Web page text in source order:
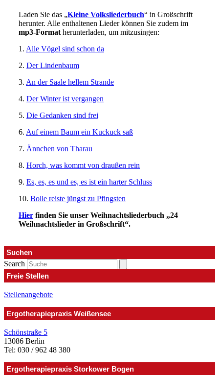
Laden Sie das „Kleine Volksliederbuch“ in Großschrift
herunter. Alle enthaltenen Lieder können Sie zudem im
mp3-Format herunterladen, um mitzusingen:
1. Alle Vögel sind schon da
2. Der Lindenbaum
3. An der Saale hellem Strande
4. Der Winter ist vergangen
5. Die Gedanken sind frei
6. Auf einem Baum ein Kuckuck saß
7. Ännchen von Tharau
8. Horch, was kommt von draußen rein
9. Es, es, es und es, es ist ein harter Schluss
10. Bolle reiste jüngst zu Pfingsten
Hier finden Sie unser Weihnachtsliederbuch „24
Weihnachtslieder in Großschrift“.
Suchen
Search
Freie Stellen
Stellenangebote
Ergotherapiepraxis Weißensee
Schönstraße 5
13086 Berlin
Tel: 030 / 962 48 380
Ergotherapiepraxis Storkower Bogen